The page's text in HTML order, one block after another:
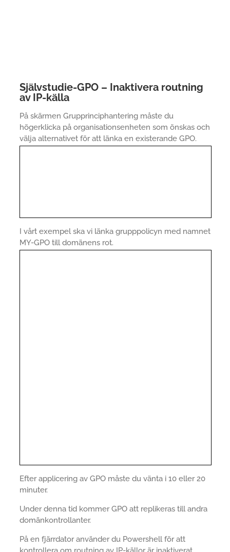
Självstudie-GPO – Inaktivera routning
av IP-källa
På skärmen Grupprinciphantering måste du
högerklicka på organisationsenheten som önskas och
välja alternativet för att länka en existerande GPO.
I vårt exempel ska vi länka grupppolicyn med namnet
MY-GPO till domänens rot.
Efter applicering av GPO måste du vänta i 10 eller 20
minuter.
Under denna tid kommer GPO att replikeras till andra
domänkontrollanter.
På en fjärrdator använder du Powershell för att